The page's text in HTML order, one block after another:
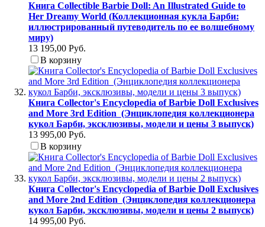
Книга Collectible Barbie Doll: An Illustrated Guide to
Her Dreamy World (Коллекционная кукла Барби:
иллюстрированный путеводитель по ее волшебному
миру)
13 195,00 Руб.
В корзину
Книга Collector's Encyclopedia of Barbie Doll Exclusives
and More 3rd Edition (Энциклопедия коллекционера
кукол Барби, эксклюзивы, модели и цены 3 выпуск)
13 995,00 Руб.
В корзину
Книга Collector's Encyclopedia of Barbie Doll Exclusives
and More 2nd Edition (Энциклопедия коллекционера
кукол Барби, эксклюзивы, модели и цены 2 выпуск)
14 995,00 Руб.